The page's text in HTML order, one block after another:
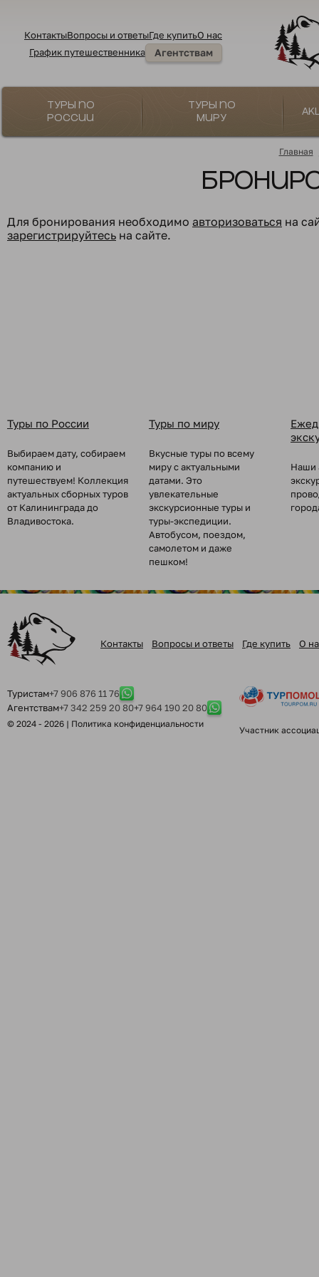
КонтактыВопросы и ответыГде купитьО нас
График путешественника
Агентствам
Туры по
России
Туры по
миру
Главная
Для бронирования необходимо авторизоваться на
зарегистрируйтесь на сайте.
Туры по России
Выбираем дату, собираем
компанию и
путешествуем! Коллекция
актуальных сборных туров
от Калининграда до
Владивостока.
Туры по миру
Вкусные туры по всему
миру с актуальными
датами. Это
увлекательные
экскурсионные туры и
туры-экспедиции.
Автобусом, поездом,
самолетом и даже
пешком!
Наши
Контакты Вопросы и ответы Где купить О
Туристам+7 906 876 11 76
Агентствам+7 342 259 20 80+7 964 190 20 80
© 2024 - 2026 | Политика конфиденциальности
Участник